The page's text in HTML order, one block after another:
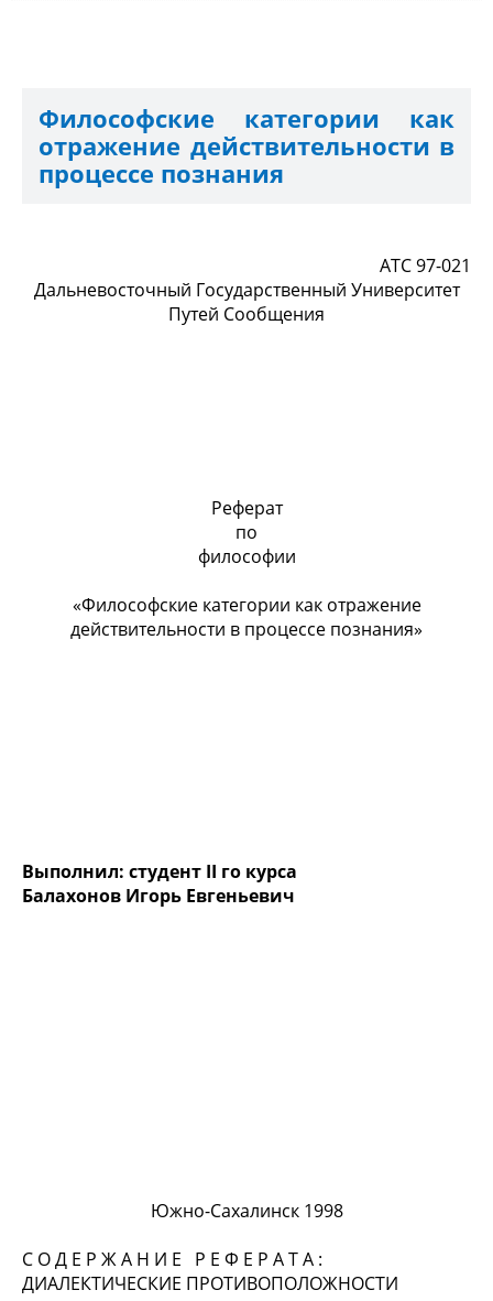
Философские категории как
отражение действительности в
процессе познания
ATC 97-021
Дальневосточный Государственный Университет
Путей Сообщения
Реферат
по
философии
«Философские категории как отражение
действительности в процессе познания»
Выполнил: студент II го курса
Балахонов Игорь Евгеньевич
Южно-Сахалинск 1998
С О Д Е Р Ж А Н И Е Р Е Ф Е Р А Т А :
ДИАЛЕКТИЧЕСКИЕ ПРОТИВОПОЛОЖНОСТИ